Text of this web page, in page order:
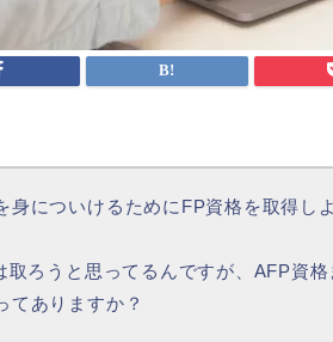
身についけるためにFP資格を取得し
取ろうと思ってるんですが、AFP資格
てありますか？